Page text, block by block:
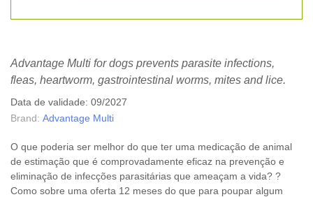
Advantage Multi for dogs prevents parasite infections,
fleas, heartworm, gastrointestinal worms, mites and lice.
Data de validade: 09/2027
Brand: Advantage Multi
O que poderia ser melhor do que ter uma medicação de animal
de estimação que é comprovadamente eficaz na prevenção e
eliminação de infecções parasitárias que ameaçam a vida? ?
Como sobre uma oferta 12 meses do que para poupar algum